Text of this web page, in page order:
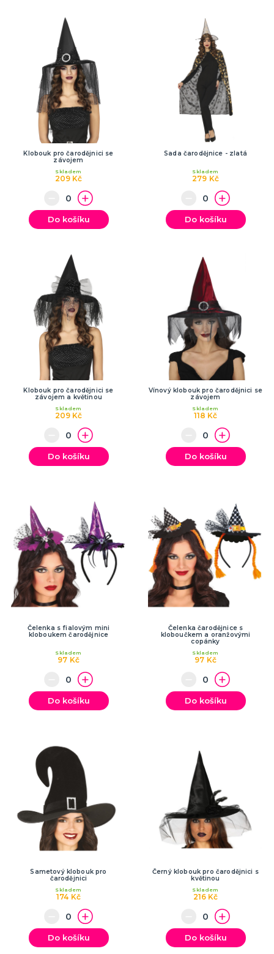
Oblečení a doplňky
Barvy, make-up, paruky
Výzdoba a dekorace
Klobouk pro čarodějnici se
závojem
209 Kč
Skladem
Do košíku
Sada čarodějnice - zlatá
279 Kč
Skladem
Do košíku
Klobouk pro čarodějnici se
závojem a květinou
209 Kč
Skladem
Do košíku
Vínový klobouk pro čarodějnici se
závojem
118 Kč
Skladem
Do košíku
Čelenka s fialovým mini
kloboukem čarodějnice
97 Kč
Skladem
Do košíku
Čelenka čarodějnice s
kloboučkem a oranžovými
copánky
97 Kč
Skladem
Do košíku
Sametový klobouk pro
čarodějnici
174 Kč
Skladem
Do košíku
Černý klobouk pro čarodějnici s
květinou
216 Kč
Skladem
Do košíku